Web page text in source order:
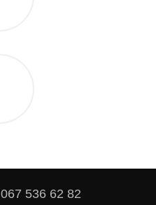
067 536 62 82